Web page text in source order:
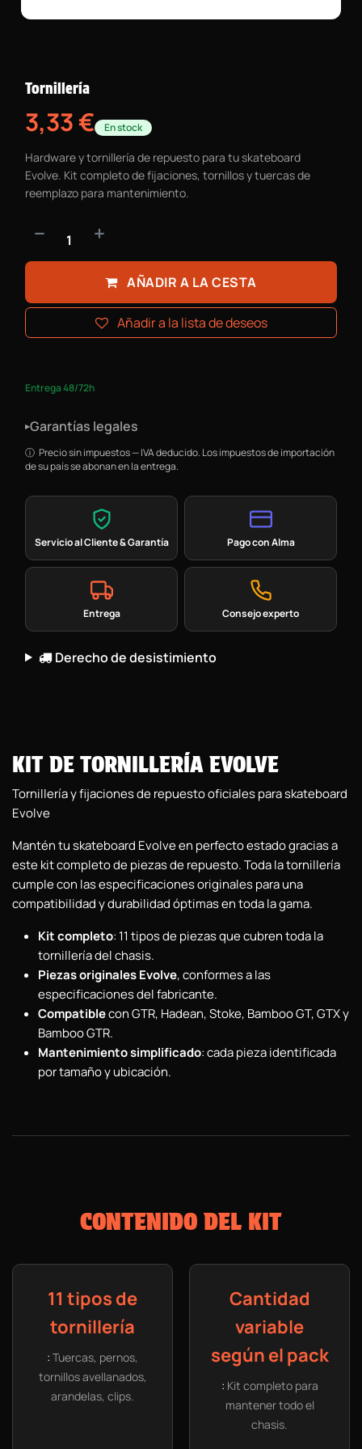
Tornillería
3,33€ En stock
Hardware y tornillería de repuesto para tu skateboard
Evolve. Kit completo de fijaciones, tornillos y tuercas de
reemplazo para mantenimiento.
AÑADIR A LA CESTA
Añadir a la lista de deseos
Entrega 48/72h
▸Garantías legales
Precio sin impuestos — IVA deducido. Los impuestos de importación
de su país se abonan en la entrega.
Servicio al Cliente & Garantía Pago con Alma
Entrega Consejo experto
Derecho de desistimiento
KIT DE TORNILLERÍA EVOLVE
Tornillería y fijaciones de repuesto oficiales para skateboard
Evolve
Mantén tu skateboard Evolve en perfecto estado gracias a
este kit completo de piezas de repuesto. Toda la tornillería
cumple con las especificaciones originales para una
compatibilidad y durabilidad óptimas en toda la gama.
Kit completo: 11 tipos de piezas que cubren toda la
tornillería del chasis.
Piezas originales Evolve, conformes a las
especificaciones del fabricante.
Compatiblecon GTR, Hadean, Stoke, Bamboo GT, GTX y
Bamboo GTR.
Mantenimiento simplificado: cada pieza identificada
por tamaño y ubicación.
CONTENIDO DEL KIT
11 tipos de
tornillería
: Tuercas, pernos,
tornillos avellanados,
arandelas, clips.
Cantidad
variable
según el pack
: Kit completo para
mantener todo el
chasis.